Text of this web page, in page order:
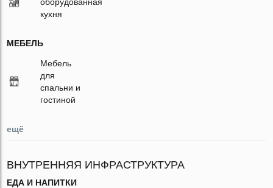
кухня
МЕБЕЛЬ
Мебель
для
спальни и
гостиной
ещё
ВНУТРЕННЯЯ ИНФРАСТРУКТУРА
ЕДА И НАПИТКИ